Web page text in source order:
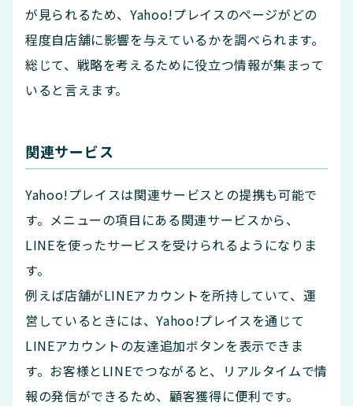
が見られるため、Yahoo!プレイスのページがどの
程度自店舗に影響を与えているかを調べられます。
総じて、戦略を考えるために役立つ情報が集まって
いると言えます。
関連サービス
Yahoo!プレイスは関連サービスとの提携も可能で
す。メニューの項目にある関連サービスから、
LINEを使ったサービスを受けられるようになりま
す。
例えば店舗がLINEアカウントを所持していて、運
営しているときには、Yahoo!プレイスを通じて
LINEアカウントの友達追加ボタンを表示できま
す。お客様とLINEでつながると、リアルタイムで情
報の発信ができるため、顧客獲得に便利です。